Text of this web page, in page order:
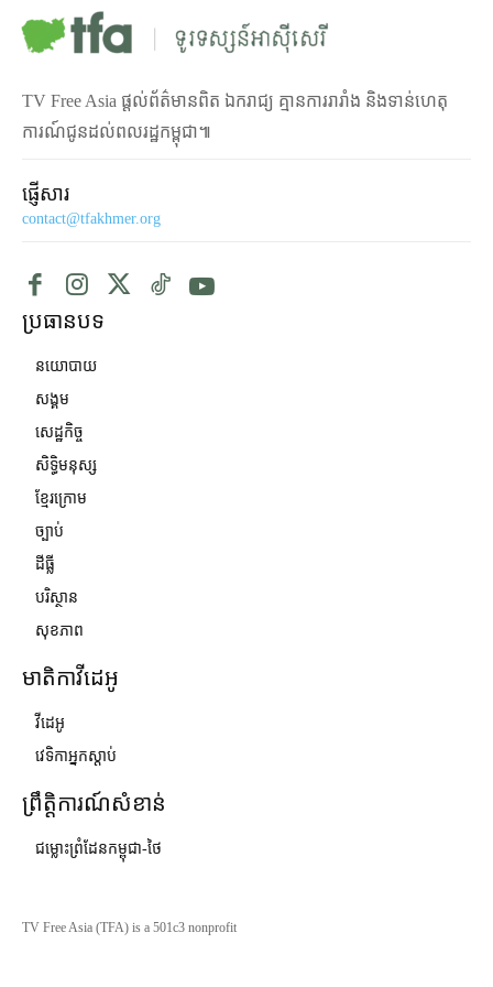
TV Free Asia ផ្ដល់ព័ត៌មានពិត ឯករាជ្យ គ្មានការរារាំង និងទាន់ហេតុ
ការណ៍ជូនដល់ពលរដ្ឋកម្ពុជា៕
ផ្ញើសារ
contact@tfakhmer.org
ប្រធានបទ
នយោបាយ
សង្គម
សេដ្ឋកិច្ច
សិទ្ធិមនុស្ស
ខ្មែរក្រោម
ច្បាប់
ដីធ្លី
បរិស្ថាន
សុខភាព
មាតិកាវីដេអូ
វីដេអូ
វេទិកាអ្នកស្ដាប់
ព្រឹត្តិការណ៍សំខាន់
ជម្លោះព្រំដែនកម្ពុជា-ថៃ
TV Free Asia (TFA) is a 501c3 nonprofit